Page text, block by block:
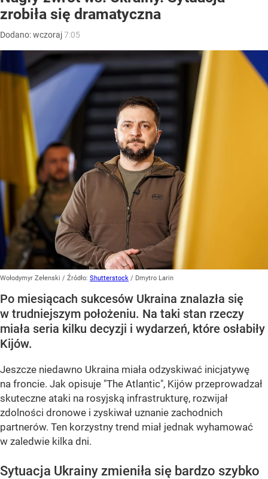
zrobiła się dramatyczna
Dodano:wczoraj7:05
Wołodymyr Zełenski / Źródło: Shutterstock / Dmytro Larin
Po miesiącach sukcesów Ukraina znalazła się
w trudniejszym położeniu. Na taki stan rzeczy
miała seria kilku decyzji i wydarzeń, które osłabiły
Kijów.
Jeszcze niedawno Ukraina miała odzyskiwać inicjatywę
na froncie. Jak opisuje "The Atlantic", Kijów przeprowadzał
skuteczne ataki na rosyjską infrastrukturę, rozwijał
zdolności dronowe i zyskiwał uznanie zachodnich
partnerów. Ten korzystny trend miał jednak wyhamować
w zaledwie kilka dni.
Sytuacja Ukrainy zmieniła się bardzo szybko